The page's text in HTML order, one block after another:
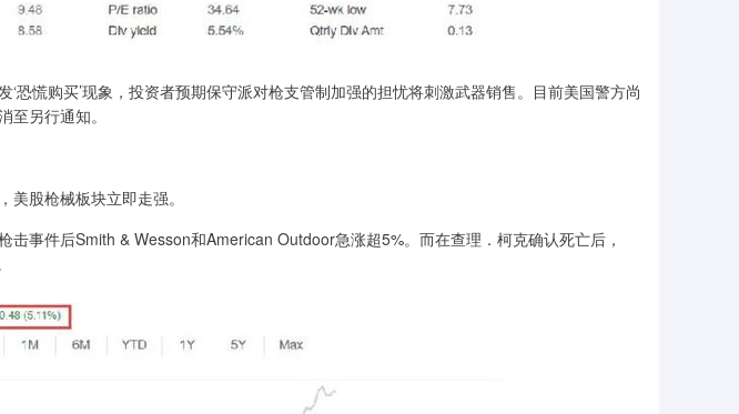
慌购买’现象，投资者预期保守派对枪支管制加强的担忧将刺激武器销售。目前美国警方尚
至另行通知。
股枪械板块立即走强。
事件后Smith & Wesson和American Outdoor急涨超5%。而在查理．柯克确认死亡后，